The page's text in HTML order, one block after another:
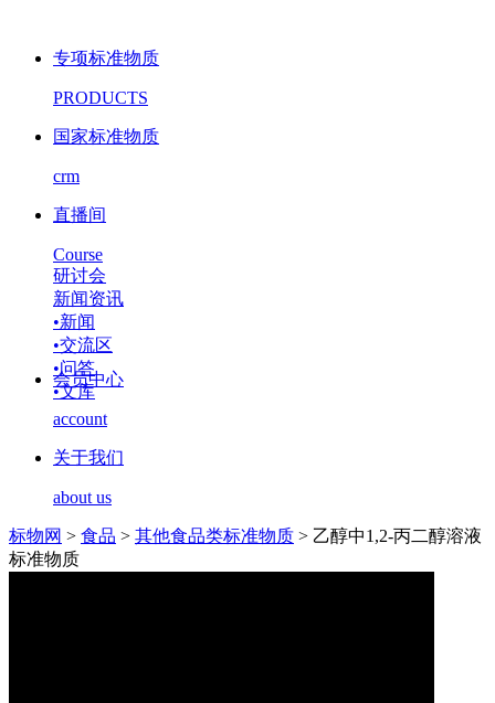
专项标准物质
PRODUCTS
国家标准物质
crm
直播间
Course
研讨会
新闻资讯
•新闻
•交流区
•问答
•文库
会员中心
account
关于我们
about us
标物网 > 食品 > 其他食品类标准物质 > 乙醇中1,2-丙二醇溶液
标准物质